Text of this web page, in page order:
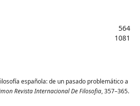
564
1081
española: de un pasado problemático a
Revista Internacional De Filosofia, 357–365.